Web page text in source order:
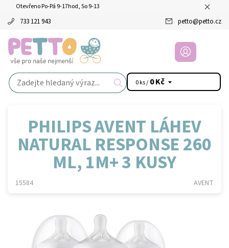
Otevřeno Po-Pá 9-17hod, So 9-13
733 121 943 petto@petto.cz
0 ks / 0 Kč
PHILIPS AVENT LÁHEV
NATURAL RESPONSE 260
ML, 1M+ 3 KUSY
15584 AVENT